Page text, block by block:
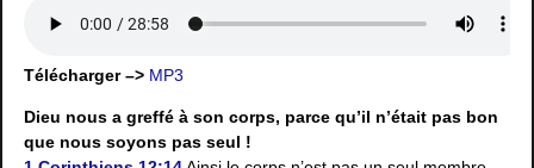
Télécharger –> MP3
Dieu nous a greffé à son corps, parce qu’il n’était pas bon
que nous soyons pas seul !